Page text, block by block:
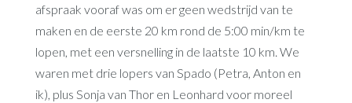
afspraak vooraf was om er geen wedstrijd van te
maken en de eerste 20 km rond de 5:00 min/km te
lopen, met een versnelling in de laatste 10 km. We
waren met drie lopers van Spado (Petra, Anton en
ik), plus Sonja van Thor en Leonhard voor moreel